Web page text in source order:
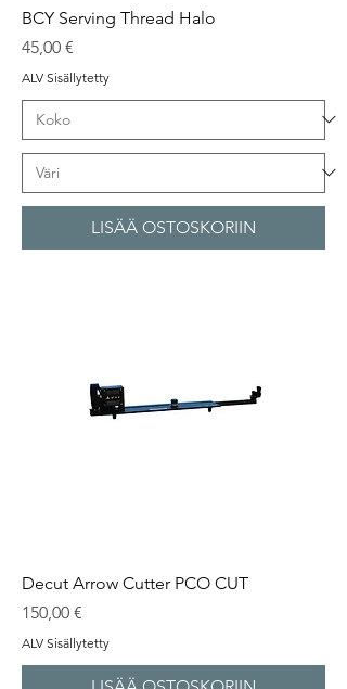
BCY Serving Thread Halo
Hinta
45,00 €
ALV Sisällytetty
LISÄÄ OSTOSKORIIN
Decut Arrow Cutter PCO CUT
Hinta
150,00 €
ALV Sisällytetty